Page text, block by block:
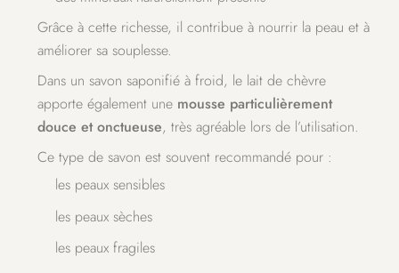
Grâce à cette richesse, il contribue à nourrir la peau et à
améliorer sa souplesse.
Dans un savon saponifié à froid, le lait de chèvre
apporte également une mousse particulièrement
douce et onctueuse, très agréable lors de l’utilisation.
Ce type de savon est souvent recommandé pour :
les peaux sensibles
les peaux sèches
les peaux fragiles